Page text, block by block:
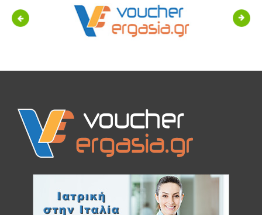
Previous Next